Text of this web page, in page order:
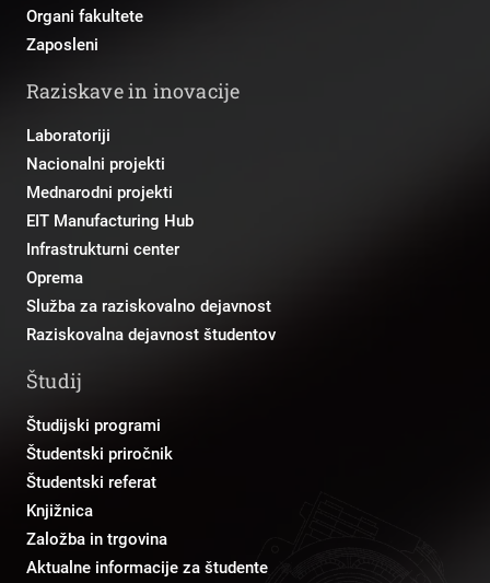
Organi fakultete
Zaposleni
Raziskave in inovacije
Laboratoriji
Nacionalni projekti
Mednarodni projekti
EIT Manufacturing Hub
Infrastrukturni center
Oprema
Služba za raziskovalno dejavnost
Raziskovalna dejavnost študentov
Študij
Študijski programi
Študentski priročnik
Študentski referat
Knjižnica
Založba in trgovina
Aktualne informacije za študente